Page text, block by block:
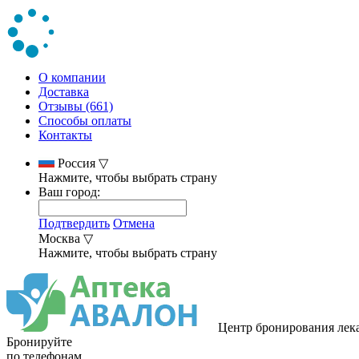
О компании
Доставка
Отзывы (661)
Способы оплаты
Контакты
Россия ▽
Нажмите, чтобы выбрать страну
Ваш город:
Подтвердить Отмена
Москва ▽
Нажмите, чтобы выбрать страну
Центр бронирования
Бронируйте
по телефонам